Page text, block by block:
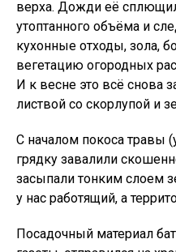
верха. Дожди её
утоптанного объёма и
кухонные отходы, зола,
вегетацию огородных
И к весне это всё снова
листвой со скорлупой и
С началом покоса травы
грядку завалили
засыпали тонким слоем
у нас работящий, а
Посадочный материал